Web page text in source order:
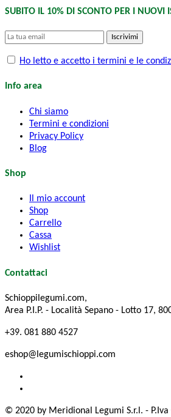
SUBITO IL 10% DI SCONTO PER I NUOVI
Iscrivimi
Ho letto e accetto i termini e le
Info area
Chi siamo
Termini e condizioni
Privacy Policy
Blog
Shop
Il mio account
Shop
Carrello
Cassa
Wishlist
Contattaci
Schioppilegumi.com,
Area P.I.P. - Località Sepano - Lotto 17,
+39. 081 880 4527
eshop@legumischioppi.com
© 2020 by Meridional Legumi S.r.l. - P.Iva